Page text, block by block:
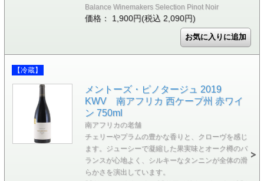
Balance Winemakers Selection Pinot Noir
価格： 1,900円(税込 2,090円)
【冷蔵】
メントーズ・ピノタージュ 2019
KWV 南アフリカ 西ケープ州 赤ワイ
ン 750ml
南アフリカの老舗
チェリーやプラムの豊かな香りと、クローヴを感じ
ます。ジューシーで凝縮した果実味とオーク樽のバ
ランスが心地よく、シルキーなタンニンが全体の滑
らかさを演出しています。